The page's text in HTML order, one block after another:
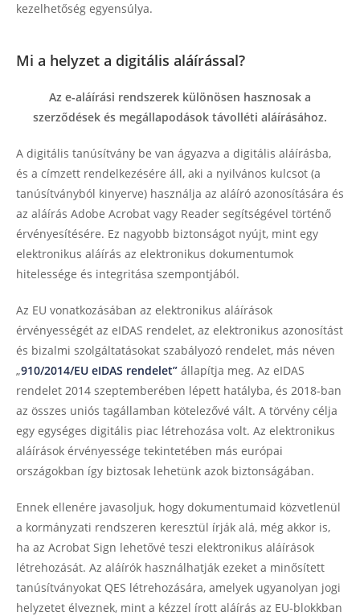
kezelhetőség egyensúlya.
Mi a helyzet a digitális aláírással?
Az e-aláírási rendszerek különösen hasznosak a
szerződések és megállapodások távolléti aláírásához.
A digitális tanúsítvány be van ágyazva a digitális aláírásba,
és a címzett rendelkezésére áll, aki a nyilvános kulcsot (a
tanúsítványból kinyerve) használja az aláíró azonosítására és
az aláírás Adobe Acrobat vagy Reader segítségével történő
érvényesítésére. Ez nagyobb biztonságot nyújt, mint egy
elektronikus aláírás az elektronikus dokumentumok
hitelessége és integritása szempontjából.
Az EU vonatkozásában az elektronikus aláírások
érvényességét az eIDAS rendelet, az elektronikus azonosítást
és bizalmi szolgáltatásokat szabályozó rendelet, más néven
„910/2014/EU eIDAS rendelet” állapítja meg. Az eIDAS
rendelet 2014 szeptemberében lépett hatályba, és 2018-ban
az összes uniós tagállamban kötelezővé vált. A törvény célja
egy egységes digitális piac létrehozása volt. Az elektronikus
aláírások érvényessége tekintetében más európai
országokban így biztosak lehetünk azok biztonságában.
Ennek ellenére javasoljuk, hogy dokumentumaid közvetlenül
a kormányzati rendszeren keresztül írják alá, még akkor is,
ha az Acrobat Sign lehetővé teszi elektronikus aláírások
létrehozását. Az aláírók használhatják ezeket a minősített
tanúsítványokat QES létrehozására, amelyek ugyanolyan jogi
helyzetet élveznek, mint a kézzel írott aláírás az EU-blokkban